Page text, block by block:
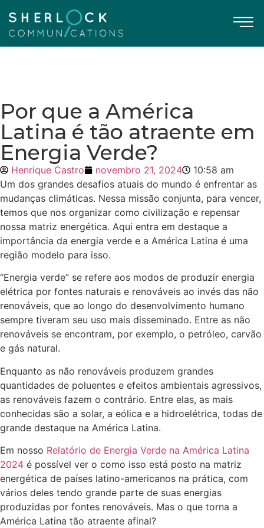
Por que a América
Latina é tão atraente em
Energia Verde?
Henrique Castro novembro 21, 2024
10:58 am
Um dos grandes desafios atuais do mundo é enfrentar as
mudanças climáticas. Nessa missão conjunta, para vencer,
temos que nos organizar como civilização e repensar
nossa matriz energética. Aqui entra em destaque a
importância da energia verde e a América Latina é uma
região modelo para isso.
“Energia verde” se refere aos modos de produzir energia
elétrica por fontes naturais e renováveis ao invés das não
renováveis, que ao longo do desenvolvimento humano
sempre tiveram seu uso mais disseminado. Entre as não
renováveis se encontram, por exemplo, o petróleo, carvão
e gás natural.
Enquanto as não renováveis produzem grandes
quantidades de poluentes e efeitos ambientais agressivos,
as renováveis fazem o contrário. Entre elas, as mais
conhecidas são a solar, a eólica e a hidroelétrica, todas de
grande destaque na América Latina.
Em nosso Relatório de Energia Verde na América Latina
2024 é possível ver o como isso está posto na matriz
energética de países latino-americanos na prática, com
vários deles tendo grande parte de suas energias
produzidas por fontes renováveis. Mas o que torna a
América Latina tão atraente afinal?